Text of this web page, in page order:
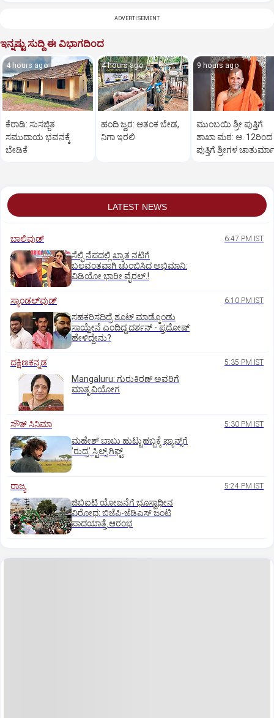
ADVERTISEMENT
ಇನ್ನಷ್ಟು ಸುದ್ದಿ ಈ ವಿಭಾಗದಿಂದ
4 hours ago
ಕೆರಾಡಿ: ಸುಸಜ್ಜಿತ
ಸಮುದಾಯ ಭವನಕ್ಕೆ
ಬೇಡಿಕೆ
4 hours ago
ಹಂದಿ ಜ್ವರ: ಆತಂಕ ಬೇಡ,
ನಿಗಾ ಇರಲಿ
9 hours ago
ಮುಂಬಯಿ ಶ್ರೀ ಪುತ್ತಿಗೆ
ಶಾಖಾ ಮಠ: ಆ. 12ರಿಂದ
ಪುತ್ತಿಗೆ ಶ್ರೀಗಳ
LATEST NEWS
ಬಾಲಿವುಡ್‌ 6:47 PM IST
ಸೆಲ್ಫಿ ನೆಪದಲ್ಲಿ ಖ್ಯಾತ ನಟಿಗೆ
ಬಲವಂತವಾಗಿ ಚುಂಬಿಸಿದ ಅಭಿಮಾನಿ:
ವಿಡಿಯೋ ಭಾರೀ ವೈರಲ್.!
ಸ್ಯಾಂಡಲ್‌ವುಡ್‌ 6:10 PM IST
ಸಹಕರಿಸದಿದ್ರೆ ಶೂಟ್‌ ಮಾಡ್ಕೊಂಡು
ಸಾಯ್ತೇನೆ ಎಂದಿದ್ದ ದರ್ಶನ್‌ - ಪ್ರದೋಷ್‌
ಹೇಳಿದ್ದೇನು?
ದಕ್ಷಿಣಕನ್ನಡ 5:35 PM IST
Mangaluru: ಗುರುಕಿರಣ್ ಅವರಿಗೆ
ಮಾತೃ ವಿಯೋಗ
ಸೌತ್‌ ಸಿನಿಮಾ 5:30 PM IST
ಮಹೇಶ್‌ ಬಾಬು ಹುಟ್ಟುಹಬ್ಬಕ್ಕೆ ಫ್ಯಾನ್ಸ್‌ಗೆ
ʼರುದ್ರʼ ಸ್ಟಿಲ್ಸ್‌ ಗಿಫ್ಟ್
ರಾಜ್ಯ 5:24 PM IST
ಜಿಬಿಐಟಿ ಯೋಜನೆಗೆ ಭೂಸ್ವಾಧೀನ
ವಿರೋಧ: ಬಿಜೆಪಿ-ಜೆಡಿಎಸ್‌ ಜಂಟಿ
ಪಾದಯಾತ್ರೆ ಆರಂಭ